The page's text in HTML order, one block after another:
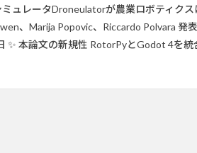
ミュレータDroneulatorが農業ロボティク
、Marija Popovic、Riccardo Polvara
✨ 本論文の新規性 RotorPyとGodot 4を